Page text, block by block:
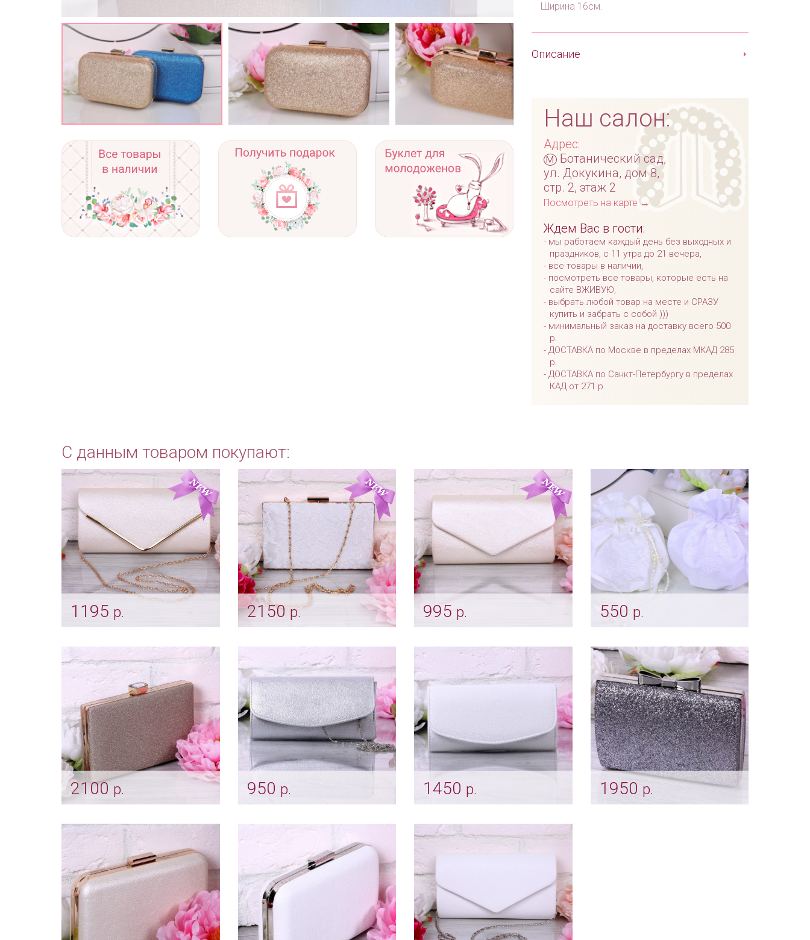
Ширина 16см.
Описание
Наш салон:
Адрес:
м Ботанический сад,
ул. Докукина, дом 8,
стр. 2, этаж 2
Посмотреть на карте →
Ждем Вас в гости:
мы работаем каждый день без выходных и
праздников, с 11 утра до 21 вечера,
все товары в наличии,
посмотреть все товары, которые есть на
сайте ВЖИВУЮ,
выбрать любой товар на месте и СРАЗУ
купить и забрать с собой )))
минимальный заказ на доставку всего 500
р.
ДОСТАВКА по Москве в пределах МКАД 285
р.
ДОСТАВКА по Санкт-Петербургу в пределах
КАД от 271 р.
С данным товаром покупают:
1195 р.
"Конверт" айвори
Арт: klch_0003
2150р.
айвори
995 р.
Арт: klch_0222
550 р.
кружевом"
Арт: klch_0245
2100 р.
Арт: klch_0108
950 р.
Арт: klch_0113
1450 р.
Арт: klch_0115
1950 р.